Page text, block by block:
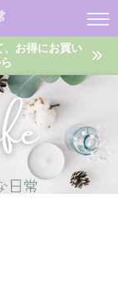
、お得にお買い